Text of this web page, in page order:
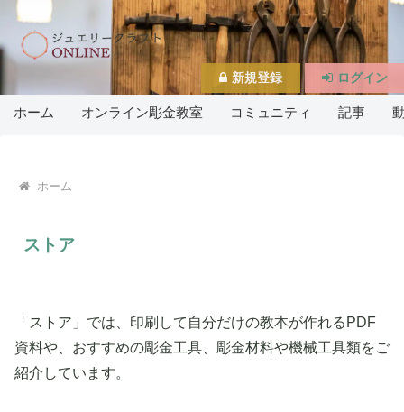
ホーム オンライン彫金教室 コミュニティ 記事
ホーム
ストア
「ストア」では、印刷して自分だけの教本が作れるPDF
資料や、おすすめの彫金工具、彫金材料や機械工具類をご
紹介しています。
新規登録 ログイン